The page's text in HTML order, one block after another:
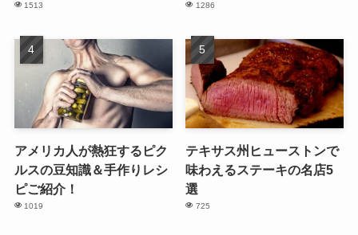
1513 1286
アメリカ人が熱狂するピク
ルスの豆知識＆手作りレシ
ピご紹介！
1019
テキサス州ヒューストンで
味わえるステーキの名店5
選
725